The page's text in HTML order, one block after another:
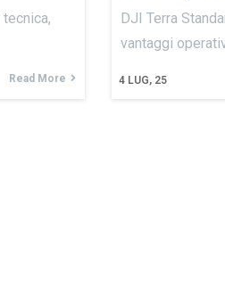
Read More 4 LUG, 25
DJI Terra
vantaggi